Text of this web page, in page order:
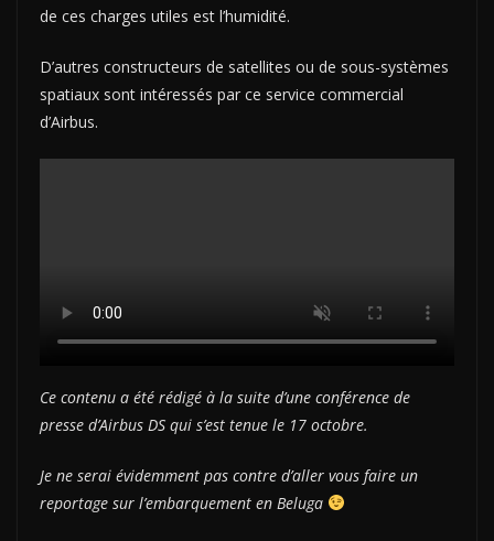
de ces charges utiles est l’humidité.
D’autres constructeurs de satellites ou de sous-systèmes
spatiaux sont intéressés par ce service commercial
d’Airbus.
Ce contenu a été rédigé à la suite d’une conférence de
presse d’Airbus DS qui s’est tenue le 17 octobre.
Je ne serai évidemment pas contre d’aller vous faire un
reportage sur l’embarquement en Beluga